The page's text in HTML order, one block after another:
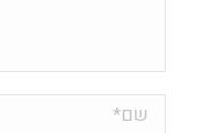
שם *